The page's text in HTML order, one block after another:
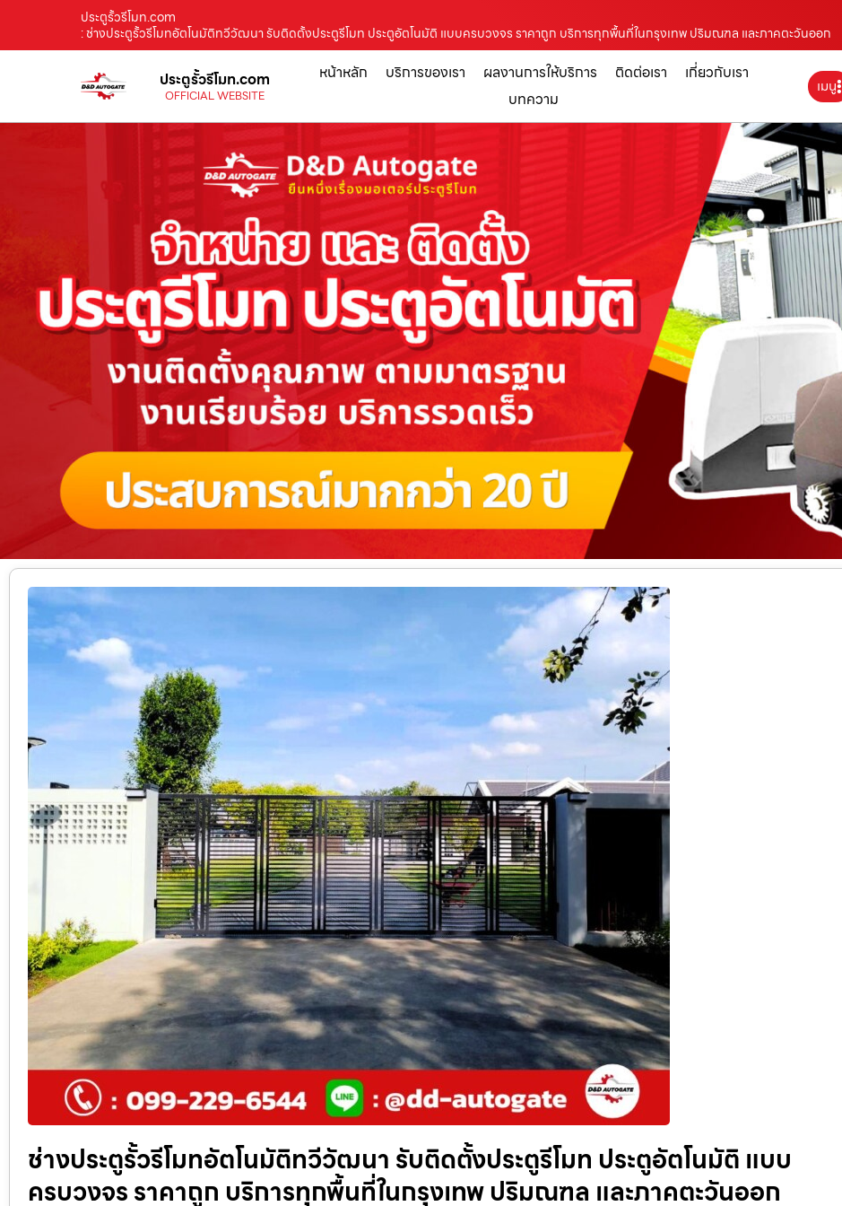
ประตูรั้วรีโมท.com
: ช่างประตูรั้วรีโมทอัตโนมัติทวีวัฒนา รับติดตั้งประตูรีโมท ประตูอัตโนมัติ แบบครบวงจร ราคาถูก บริการทุกพื้นที่ในกรุงเทพ ปริมณฑล และภาคตะวันออก
ประตูรั้วรีโมท.com
OFFICIAL WEBSITE
หน้าหลัก บริการของเรา ผลงานการให้บริการ ติดต่อเรา
เกี่ยวกับเรา
บทความ
เมนู
ช่างประตูรั้วรีโมทอัตโนมัติทวีวัฒนา รับติดตั้งประตูรีโมท ประตูอัตโนมัติ แบบ
ครบวงจร ราคาถูก บริการทุกพื้นที่ในกรุงเทพ ปริมณฑล และภาคตะวันออก